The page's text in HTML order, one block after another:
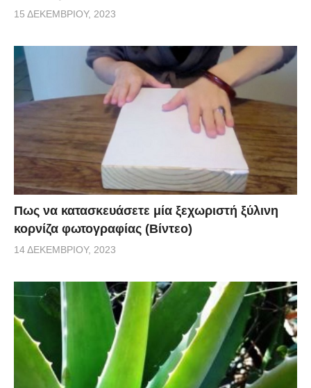
15 ΔΕΚΕΜΒΡΊΟΥ, 2023
Πως να κατασκευάσετε μία ξεχωριστή ξύλινη
κορνίζα φωτογραφίας (Βίντεο)
14 ΔΕΚΕΜΒΡΊΟΥ, 2023